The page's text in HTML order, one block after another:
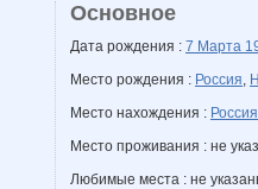
Основное
Дата рождения : 7 Марта
Место рождения : Россия,
Место нахождения : Россия
Место проживания : не
Любимые места : не